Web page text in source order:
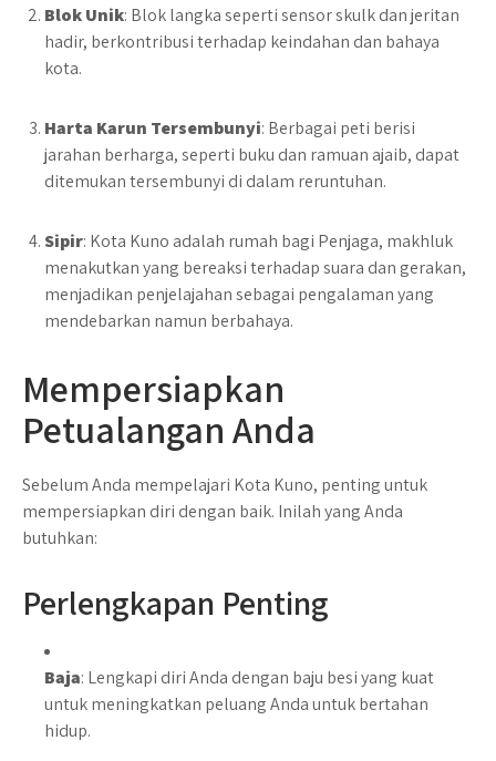
Blok Unik: Blok langka seperti sensor skulk dan jeritan
hadir, berkontribusi terhadap keindahan dan bahaya
kota.
Harta Karun Tersembunyi: Berbagai peti berisi
jarahan berharga, seperti buku dan ramuan ajaib, dapat
ditemukan tersembunyi di dalam reruntuhan.
Sipir: Kota Kuno adalah rumah bagi Penjaga, makhluk
menakutkan yang bereaksi terhadap suara dan gerakan,
menjadikan penjelajahan sebagai pengalaman yang
mendebarkan namun berbahaya.
Mempersiapkan
Petualangan Anda
Sebelum Anda mempelajari Kota Kuno, penting untuk
mempersiapkan diri dengan baik. Inilah yang Anda
butuhkan:
Perlengkapan Penting
Baja: Lengkapi diri Anda dengan baju besi yang kuat
untuk meningkatkan peluang Anda untuk bertahan
hidup.